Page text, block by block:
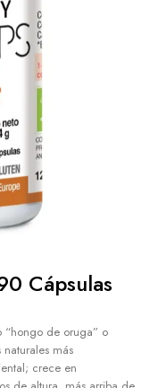
Cápsulas
“hongo de oruga” o
más
crece en